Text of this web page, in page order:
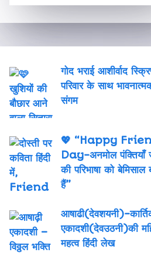
गोद भराई आशीर्वाद
परिवार के साथ
संगम
💖 “Happy
Day-अनमोल पंक्तियाँ
की परिभाषा को बेमिसाल
हैं”
आषाढी(देवशयनी)-
एकादशी(देवउठनी)की
महत्व हिंदी लेख